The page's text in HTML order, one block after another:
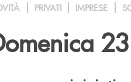
PRIVATI IMPRESE